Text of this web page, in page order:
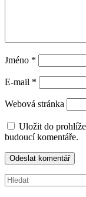
Jméno *
E-mail *
Webová stránka
Uložit do
budoucí komentáře.